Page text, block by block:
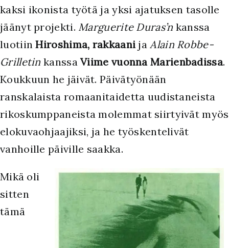
kaksi ikonista työtä ja yksi ajatuksen tasolle
jäänyt projekti. Marguerite Duras’n kanssa
luotiinHiroshima, rakkaani jaAlain Robbe-
Grilletin kanssaViime vuonna Marienbadissa.
Koukkuun he jäivät. Päivätyönään
ranskalaista romaanitaidetta uudistaneista
rikoskumppaneista molemmat siirtyivät myös
elokuvaohjaajiksi, ja he työskentelivät
vanhoille päiville saakka.
Mikä oli
sitten
tämä